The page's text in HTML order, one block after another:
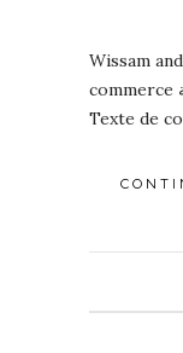
Wissam
commerce شنيّة تعرف على التجارة الإلكترونية
Texte de